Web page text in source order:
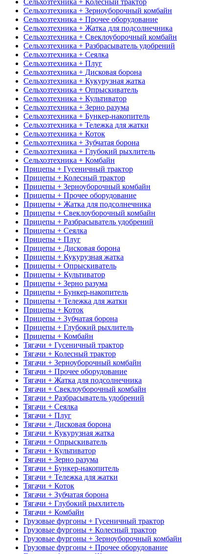
Сельхозтехника + Зерноуборочный комбайн
Сельхозтехника + Прочее оборудование
Сельхозтехника + Жатка для подсолнечника
Сельхозтехника + Свеклоуборочный комбайн
Сельхозтехника + Разбрасыватель удобрений
Сельхозтехника + Сеялка
Сельхозтехника + Плуг
Сельхозтехника + Дисковая борона
Сельхозтехника + Кукурузная жатка
Сельхозтехника + Опрыскиватель
Сельхозтехника + Культиватор
Сельхозтехника + Зерно разума
Сельхозтехника + Бункер-накопитель
Сельхозтехника + Тележка для жатки
Сельхозтехника + Коток
Сельхозтехника + Зубчатая борона
Сельхозтехника + Глубокий рыхлитель
Сельхозтехника + Комбайн
Прицепы + Гусеничный трактор
Прицепы + Колесный трактор
Прицепы + Зерноуборочный комбайн
Прицепы + Прочее оборудование
Прицепы + Жатка для подсолнечника
Прицепы + Свеклоуборочный комбайн
Прицепы + Разбрасыватель удобрений
Прицепы + Сеялка
Прицепы + Плуг
Прицепы + Дисковая борона
Прицепы + Кукурузная жатка
Прицепы + Опрыскиватель
Прицепы + Культиватор
Прицепы + Зерно разума
Прицепы + Бункер-накопитель
Прицепы + Тележка для жатки
Прицепы + Коток
Прицепы + Зубчатая борона
Прицепы + Глубокий рыхлитель
Прицепы + Комбайн
Тягачи + Гусеничный трактор
Тягачи + Колесный трактор
Тягачи + Зерноуборочный комбайн
Тягачи + Прочее оборудование
Тягачи + Жатка для подсолнечника
Тягачи + Свеклоуборочный комбайн
Тягачи + Разбрасыватель удобрений
Тягачи + Сеялка
Тягачи + Плуг
Тягачи + Дисковая борона
Тягачи + Кукурузная жатка
Тягачи + Опрыскиватель
Тягачи + Культиватор
Тягачи + Зерно разума
Тягачи + Бункер-накопитель
Тягачи + Тележка для жатки
Тягачи + Коток
Тягачи + Зубчатая борона
Тягачи + Глубокий рыхлитель
Тягачи + Комбайн
Грузовые фургоны + Гусеничный трактор
Грузовые фургоны + Колесный трактор
Грузовые фургоны + Зерноуборочный комбайн
Грузовые фургоны + Прочее оборудование